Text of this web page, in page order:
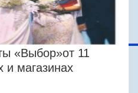
«Выбор»от 11
и магазинах